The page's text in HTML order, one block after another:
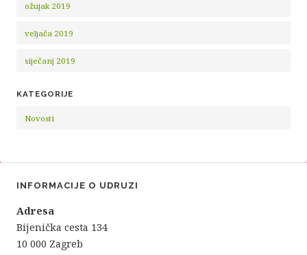
ožujak 2019
veljača 2019
siječanj 2019
KATEGORIJE
Novosti
INFORMACIJE O UDRUZI
Adresa
Bijenička cesta 134
10 000 Zagreb